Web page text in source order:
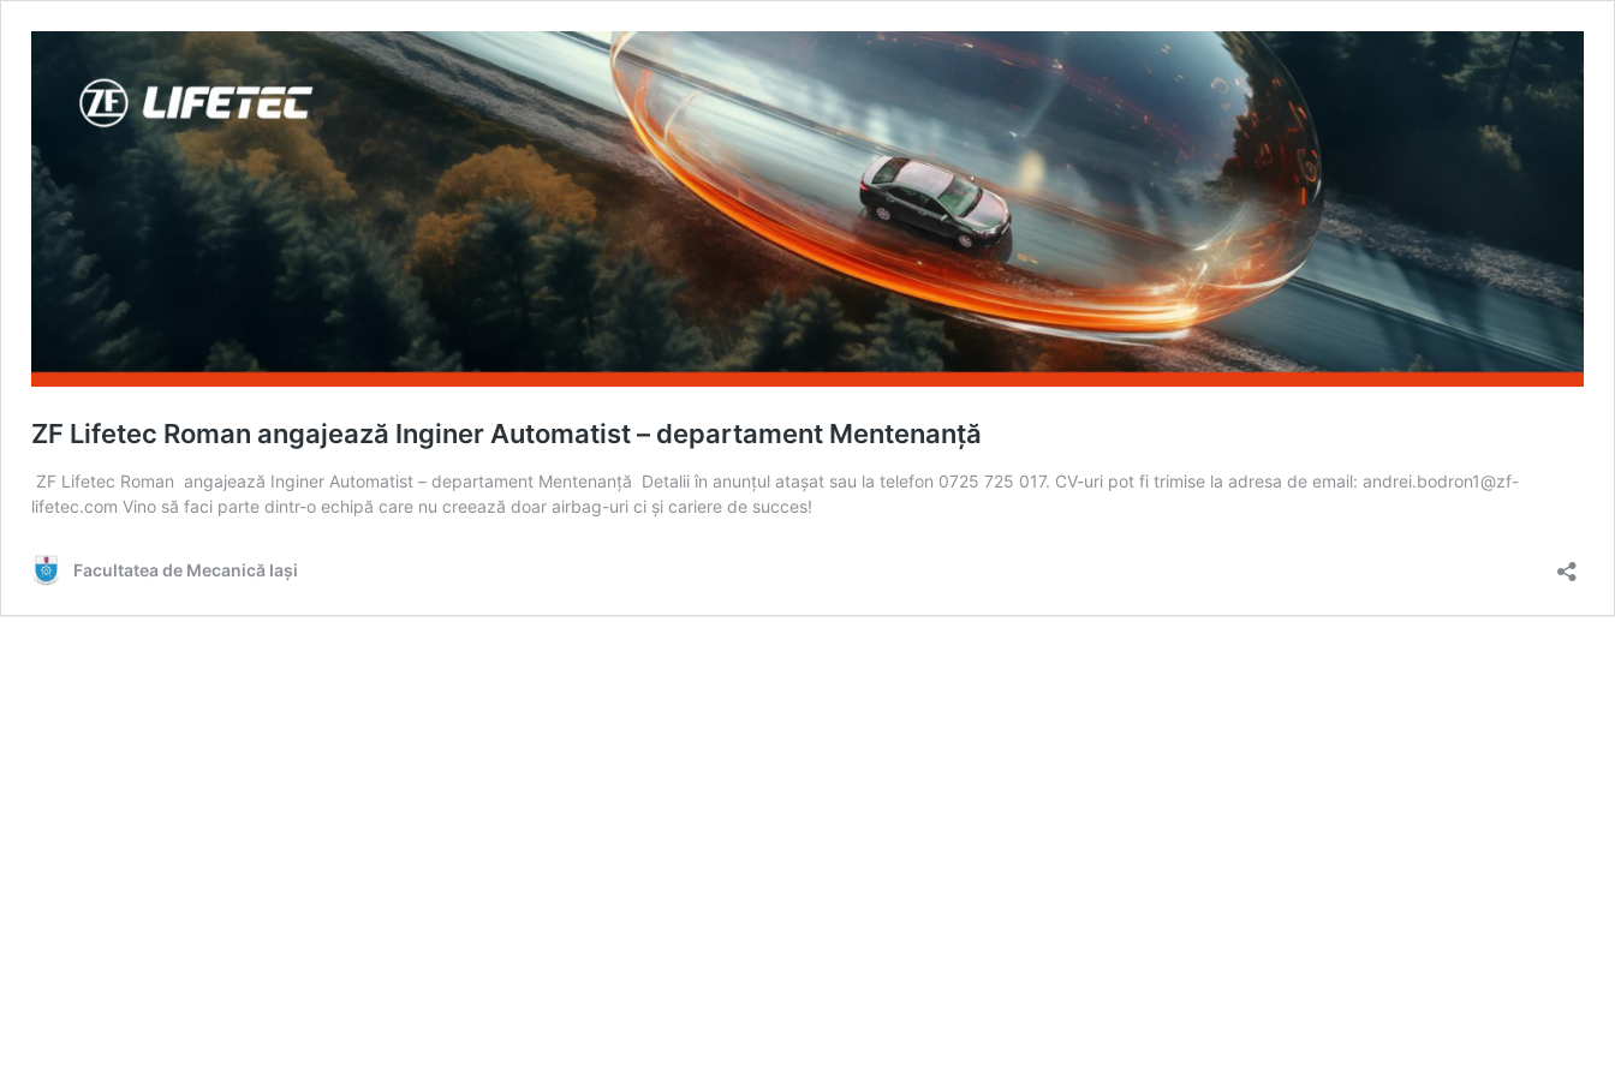
ZF Lifetec Roman angajează Inginer Automatist – departament Mentenanță
ZF Lifetec Roman angajează Inginer Automatist – departament Mentenanță ‍‍ Detalii în anunțul atașat sau la telefon 0725 725 017. CV-uri pot fi trimise la adresa de email: andrei.bodron1@zf-
lifetec.com Vino să faci parte dintr-o echipă care nu creează doar airbag-uri ci și cariere de succes!
Facultatea de Mecanică Iaşi